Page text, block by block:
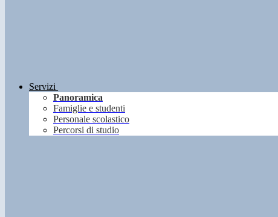
Servizi
Panoramica
Famiglie e studenti
Personale scolastico
Percorsi di studio